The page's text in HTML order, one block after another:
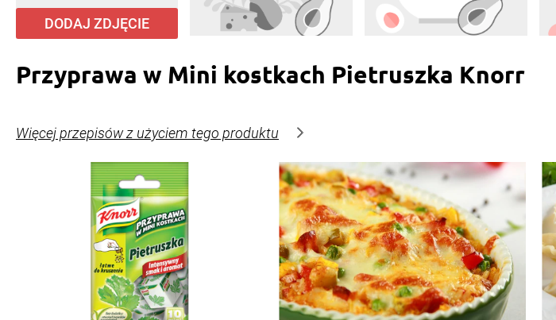
DODAJ ZDJĘCIE
Przyprawa w Mini kostkach Pietruszka Knorr
Więcej przepisów z użyciem tego produktu